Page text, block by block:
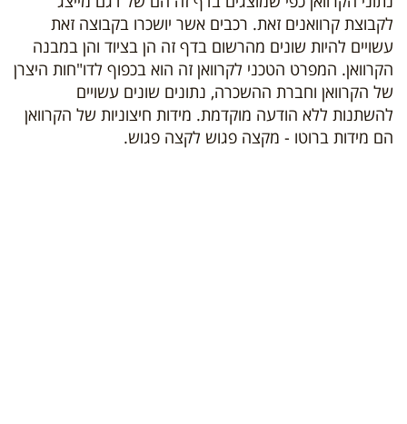
לקבוצת קרוואנים זאת. רכבים אשר יושכרו בקבוצה זאת
עשויים להיות שונים מהרשום בדף זה הן בציוד והן במבנה
הקרוואן. המפרט הטכני לקרוואן זה הוא בכפוף לדו"חות היצרן
של הקרוואן וחברת ההשכרה, נתונים שונים עשויים
להשתנות ללא הודעה מוקדמת. מידות חיצוניות של הקרוואן
הם מידות ברוטו - מקצה פגוש לקצה פגוש.